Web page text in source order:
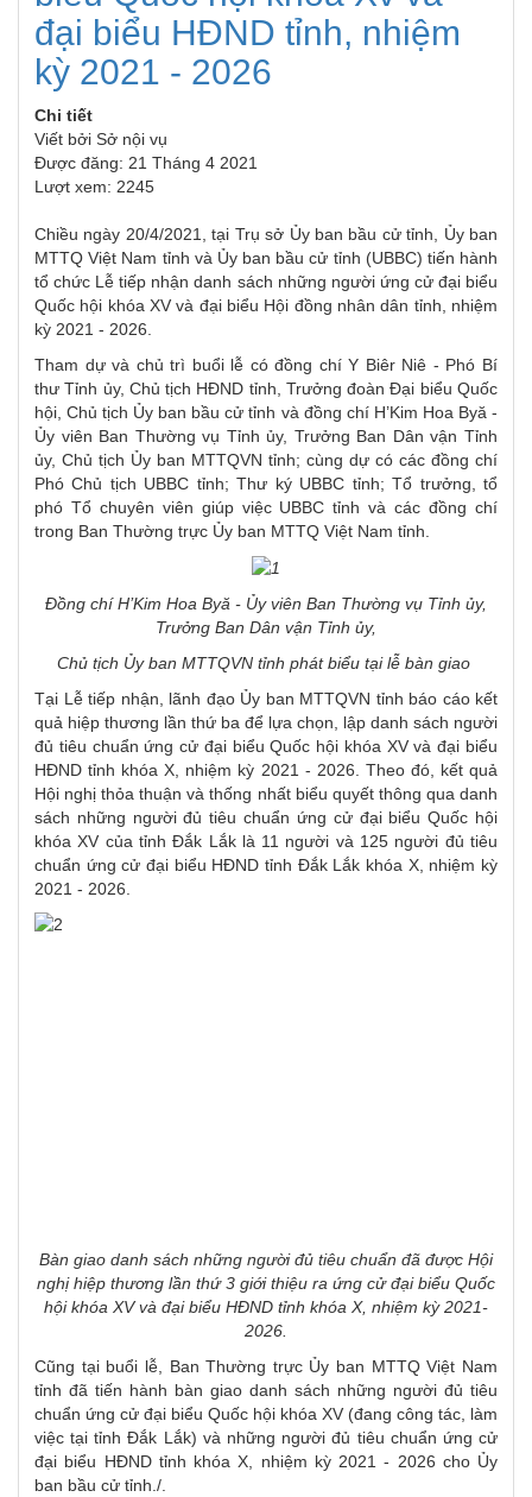
đại biểu HĐND tỉnh, nhiệm
kỳ 2021 - 2026
Chi tiết
Viết bởi Sở nội vụ
Được đăng: 21 Tháng 4 2021
Lượt xem: 2245
Chiều ngày 20/4/2021, tại Trụ sở Ủy ban bầu cử tỉnh, Ủy ban
MTTQ Việt Nam tỉnh và Ủy ban bầu cử tỉnh (UBBC) tiến hành
tổ chức Lễ tiếp nhận danh sách những người ứng cử đại biểu
Quốc hội khóa XV và đại biểu Hội đồng nhân dân tỉnh, nhiệm
kỳ 2021 - 2026.
Tham dự và chủ trì buổi lễ có đồng chí Y Biêr Niê - Phó Bí
thư Tỉnh ủy, Chủ tịch HĐND tỉnh, Trưởng đoàn Đại biểu Quốc
hội, Chủ tịch Ủy ban bầu cử tỉnh và đồng chí H’Kim Hoa Byă -
Ủy viên Ban Thường vụ Tỉnh ủy, Trưởng Ban Dân vận Tỉnh
ủy, Chủ tịch Ủy ban MTTQVN tỉnh; cùng dự có các đồng chí
Phó Chủ tịch UBBC tỉnh; Thư ký UBBC tỉnh; Tổ trưởng, tổ
phó Tổ chuyên viên giúp việc UBBC tỉnh và các đồng chí
trong Ban Thường trực Ủy ban MTTQ Việt Nam tỉnh.
Đồng chí H’Kim Hoa Byă - Ủy viên Ban Thường vụ Tỉnh ủy,
Trưởng Ban Dân vận Tỉnh ủy,
Chủ tịch Ủy ban MTTQVN tỉnh phát biểu tại lễ bàn giao
Tại Lễ tiếp nhận, lãnh đạo Ủy ban MTTQVN tỉnh báo cáo kết
quả hiệp thương lần thứ ba để lựa chọn, lập danh sách người
đủ tiêu chuẩn ứng cử đại biểu Quốc hội khóa XV và đại biểu
HĐND tỉnh khóa X, nhiệm kỳ 2021 - 2026. Theo đó, kết quả
Hội nghị thỏa thuận và thống nhất biểu quyết thông qua danh
sách những người đủ tiêu chuẩn ứng cử đại biểu Quốc hội
khóa XV của tỉnh Đắk Lắk là 11 người và 125 người đủ tiêu
chuẩn ứng cử đại biểu HĐND tỉnh Đắk Lắk khóa X, nhiệm kỳ
2021 - 2026.
Bàn giao danh sách những người đủ tiêu chuẩn đã được Hội
nghị hiệp thương lần thứ 3 giới thiệu ra ứng cửđại biểu Quốc
hội khóa XV và đại biểu HĐND tỉnh khóa X, nhiệm kỳ 2021-
2026.
Cũng tại buổi lễ, Ban Thường trực Ủy ban MTTQ Việt Nam
tỉnh đã tiến hành bàn giao danh sách những người đủ tiêu
chuẩn ứng cử đại biểu Quốc hội khóa XV (đang công tác, làm
việc tại tỉnh Đắk Lắk) và những người đủ tiêu chuẩn ứng cử
đại biểu HĐND tỉnh khóa X, nhiệm kỳ 2021 - 2026 cho Ủy
ban bầu cử tỉnh./.